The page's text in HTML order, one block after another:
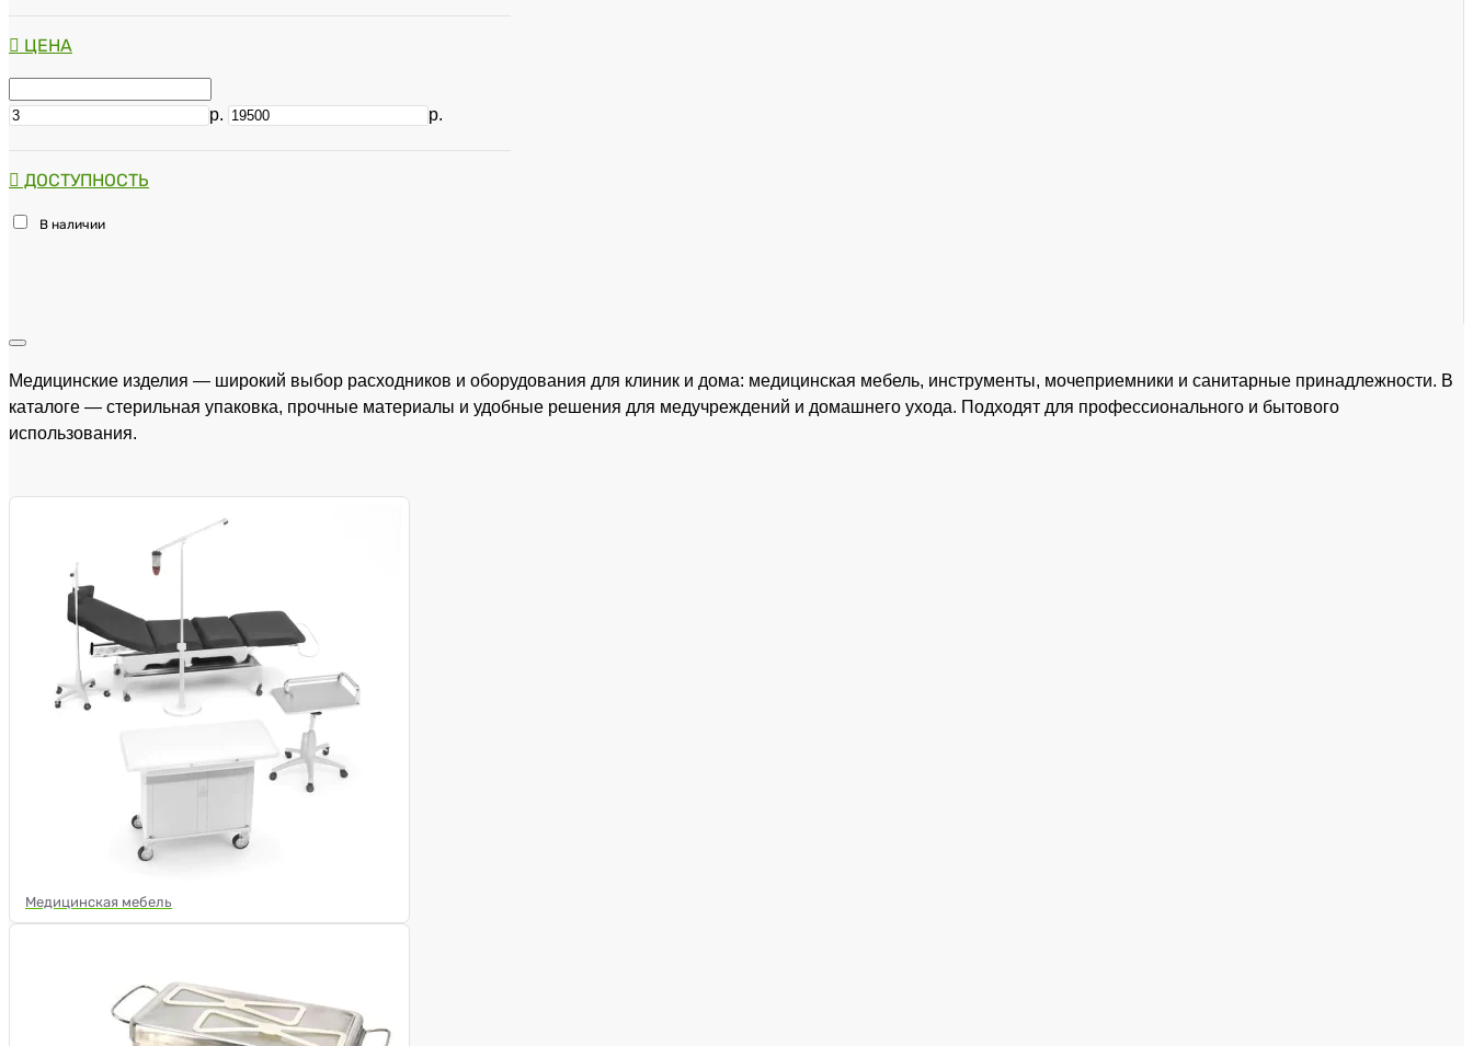
ЦЕНА
р. р.
ДОСТУПНОСТЬ
В наличии
Медицинские изделия — широкий выбор расходников и оборудования для клиник и дома: медицинская мебель, инструменты, мочеприемники и санитарные принадлежности. В
каталоге — стерильная упаковка, прочные материалы и удобные решения для медучреждений и домашнего ухода. Подходят для профессионального и бытового
использования.
Медицинская мебель